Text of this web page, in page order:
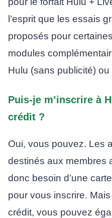
l’esprit que les essais
proposés pour
modules
Hulu (sans publicité) ou
Puis-je m’inscrire à
crédit ?
Oui, vous pouvez. Les
destinés aux membres
donc besoin d’une
pour vous inscrire.
crédit, vous pouvez